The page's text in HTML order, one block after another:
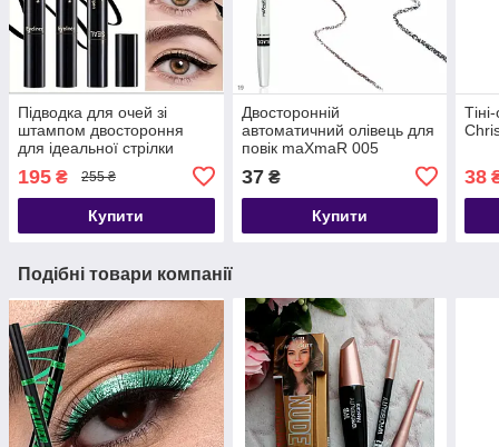
Підводка для очей зі
штампом двостороння
для ідеальної стрілки
SVMY Professional MAKE-
UP
195 ₴ 255 ₴
Купити
Двосторонній
автоматичний олівець для
повік maXmaR 005
37₴
Купити
38
Подібні товари компанії